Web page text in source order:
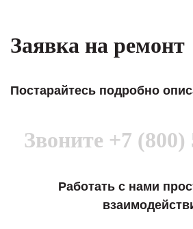
Заявка на ремонт
Постарайтесь подробно
Звоните +7 (800)
Работать с нами